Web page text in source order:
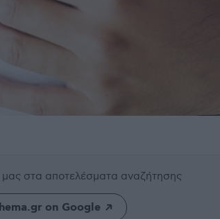
μας στα αποτελέσματα αναζήτησης
on Google